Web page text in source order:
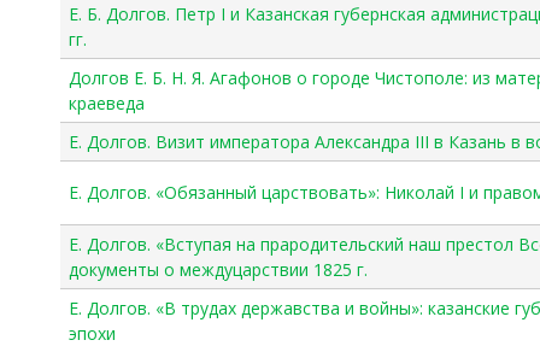
Е. Б. Долгов. Петр I и Казанская губернская
гг.
Долгов Е. Б. Н. Я. Агафонов о городе Чистополе: из
краеведа
Е. Долгов. Визит императора Александра III в Казань в
Е. Долгов. «Обязанный царствовать»: Николай I и
Е. Долгов. «Вступая на прародительский наш престол
документы о междуцарствии 1825 г.
Е. Долгов. «В трудах державства и войны»: казанские
эпохи